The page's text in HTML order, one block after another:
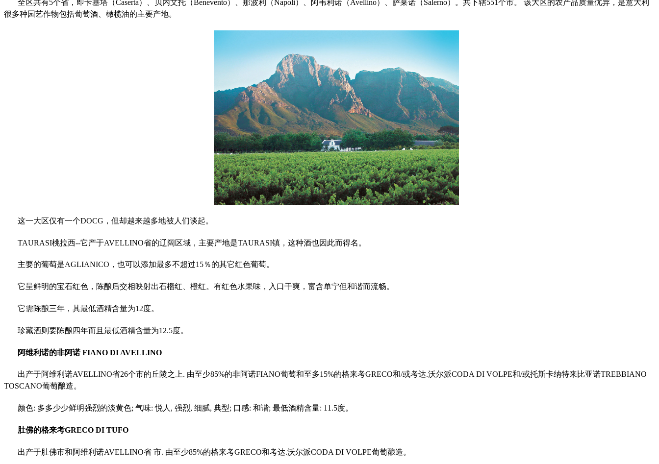
全区共有5个省，即卡塞塔（Caserta）、贝内文托（Benevento）、那波利（Napoli）、阿韦利诺（Avellino）、萨莱诺（Salerno）。共下辖551个市。 该大区的农产品质量优异，是意大利
很多种园艺作物包括葡萄酒、橄榄油的主要产地。
这一大区仅有一个DOCG，但却越来越多地被人们谈起。
TAURASI桃拉西--它产于AVELLINO省的辽阔区域，主要产地是TAURASI镇，这种酒也因此而得名。
主要的葡萄是AGLIANICO，也可以添加最多不超过15％的其它红色葡萄。
它呈鲜明的宝石红色，陈酿后交相映射出石榴红、橙红。有红色水果味，入口干爽，富含单宁但和谐而流畅。
它需陈酿三年，其最低酒精含量为12度。
珍藏酒则要陈酿四年而且最低酒精含量为12.5度。
阿维利诺的非阿诺FIANO DI AVELLINO
出产于阿维利诺AVELLINO省26个市的丘陵之上. 由至少85%的非阿诺FIANO葡萄和至多15%的格来考GRECO和/或考达.沃尔派CODA DI VOLPE和/或托斯卡纳特来比亚诺TREBBIANO
TOSCANO葡萄酿造。
颜色: 多多少少鲜明强烈的淡黄色; 气味: 悦人, 强烈, 细腻, 典型; 口感: 和谐; 最低酒精含量: 11.5度。
肚佛的格来考GRECO DI TUFO
出产于肚佛市和阿维利诺AVELLINO省 市. 由至少85%的格来考GRECO和考达.沃尔派CODA DI VOLPE葡萄酿造。